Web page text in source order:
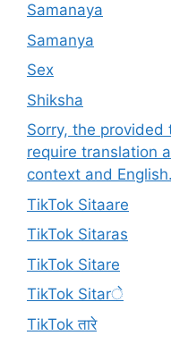
Samanaya
Samanya
Sex
Shiksha
Sorry, the
require translation
context and English.
TikTok Sitaare
TikTok Sitaras
TikTok Sitare
TikTok Sitarे
TikTok तारे